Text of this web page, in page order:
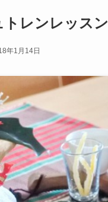
トレンレッスン
年1月14日